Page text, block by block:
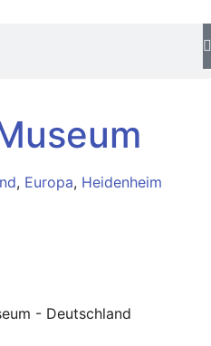
, Europa, Heidenheim